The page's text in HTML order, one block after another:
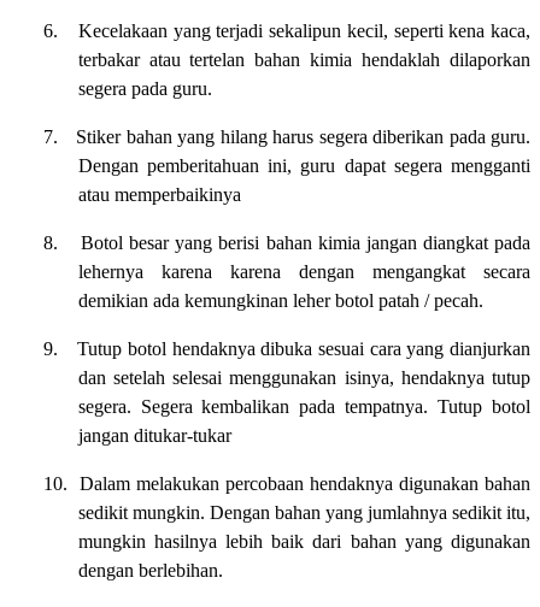
6.
Kecelakaan yang terjadi sekalipun kecil, seperti kena kaca,
terbakar atau tertelan bahan kimia hendaklah dilaporkan
segera pada guru.
7.
Stiker bahan yang hilang harus segera diberikan pada guru.
Dengan pemberitahuan ini, guru dapat segera mengganti
atau memperbaikinya
8.
Botol besar yang berisi bahan kimia jangan diangkat pada
lehernya karena karena dengan mengangkat secara
demikian ada kemungkinan leher botol patah / pecah.
9.
Tutup botol hendaknya dibuka sesuai cara yang dianjurkan
dan setelah selesai menggunakan isinya, hendaknya tutup
segera. Segera kembalikan pada tempatnya. Tutup botol
jangan ditukar-tukar
10.
Dalam melakukan percobaan hendaknya digunakan bahan
sedikit mungkin. Dengan bahan yang jumlahnya sedikit itu,
mungkin hasilnya lebih baik dari bahan yang digunakan
dengan berlebihan.